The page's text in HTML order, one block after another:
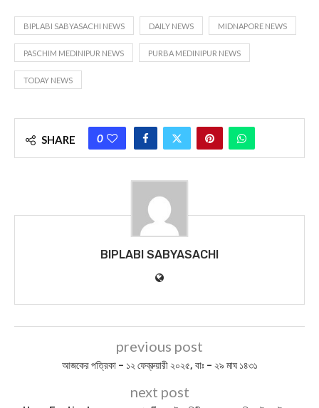
BIPLABI SABYASACHI NEWS DAILY NEWS MIDNAPORE NEWS
PASCHIM MEDINIPUR NEWS PURBA MEDINIPUR NEWS
TODAY NEWS
SHARE 0
BIPLABI SABYASACHI
previous post
আজকের পত্রিকা – ১২ ফেব্রুয়ারী ২০২৫, বাঃ – ২৯ মাঘ ১৪৩১
next post